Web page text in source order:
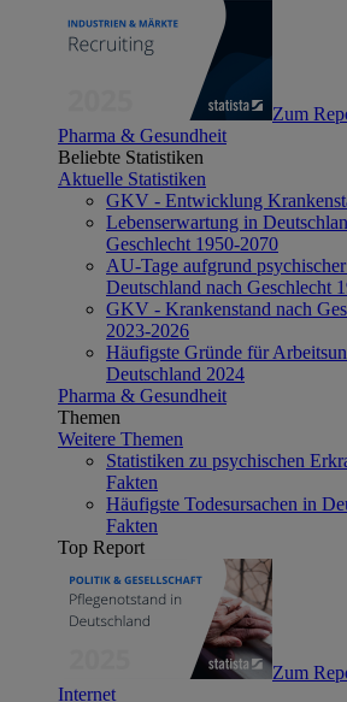
Zum
Pharma & Gesundheit
Beliebte Statistiken
Aktuelle Statistiken
GKV - Entwicklung
Lebenserwartung in
Geschlecht 1950-2070
AU-Tage aufgrund
Deutschland nach Geschlecht
GKV - Krankenstand nach
2023-2026
Häufigste Gründe für
Deutschland 2024
Pharma & Gesundheit
Themen
Weitere Themen
Statistiken zu psychischen
Fakten
Häufigste Todesursachen in
Fakten
Top Report
Zum
Internet